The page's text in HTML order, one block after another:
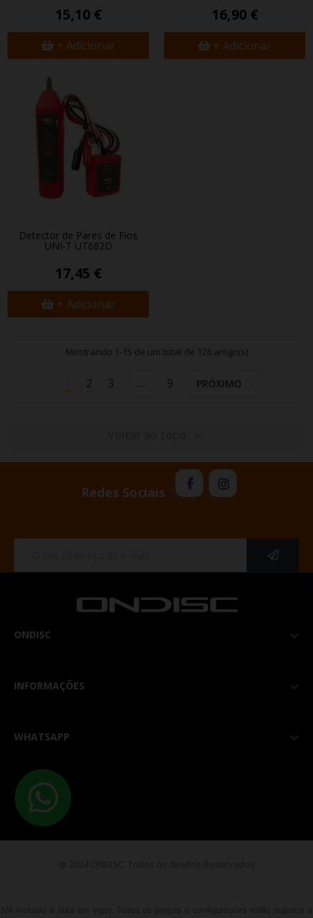
15,10 €
+ Adicionar
16,90 €
+ Adicionar
Detector de Pares de Fios
UNI-T UT682D
17,45 €
+ Adicionar
Mostrando 1-15 de um total de 126 artigo(s)
1 2 3 … 9 PRÓXIMO
Redes Sociais
ONDISC 
INFORMAÇÕES 
WHATSAPP 